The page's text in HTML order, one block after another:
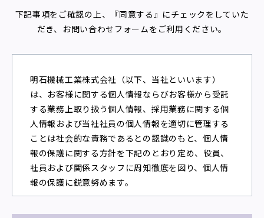
下記事項をご確認の上、『同意する』にチェックをしていた
だき、お問い合わせフォームをご利用ください。
明石機械工業株式会社（以下、当社といいます）
は、お客様に関する個人情報ならびお客様から受託
する業務上取り扱う個人情報、採用業務に関する個
人情報および当社社員の個人情報を適切に管理する
ことは社会的な責務であるとの認識のもと、個人情
報の保護に関する方針を下記のとおり定め、役員、
社員および関係スタッフに周知徹底を図り、個人情
報の保護に鋭意努めます。
1.個人情報の収集と利用